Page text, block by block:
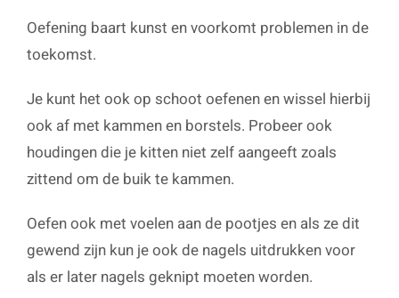
Oefening baart kunst en voorkomt problemen in de
toekomst.
Je kunt het ook op schoot oefenen en wissel hierbij
ook af met kammen en borstels. Probeer ook
houdingen die je kitten niet zelf aangeeft zoals
zittend om de buik te kammen.
Oefen ook met voelen aan de pootjes en als ze dit
gewend zijn kun je ook de nagels uitdrukken voor
als er later nagels geknipt moeten worden.